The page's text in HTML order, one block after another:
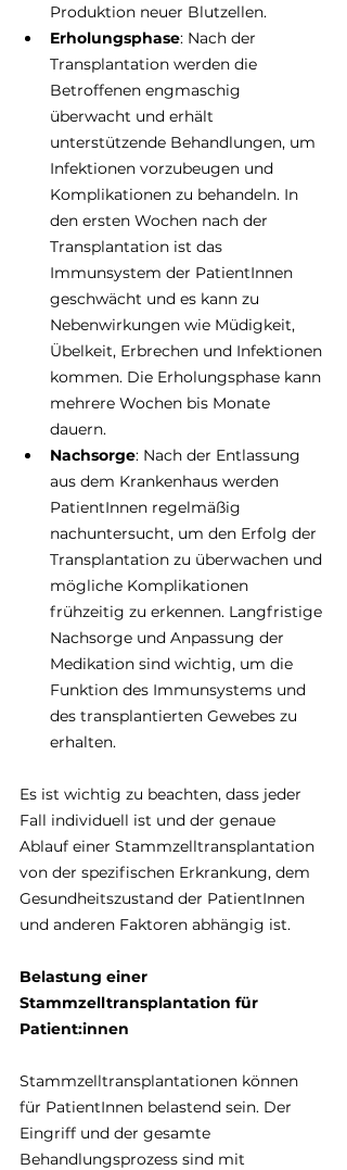
Produktion neuer Blutzellen.
Erholungsphase: Nach der
Transplantation werden die
Betroffenen engmaschig
überwacht und erhält
unterstützende Behandlungen, um
Infektionen vorzubeugen und
Komplikationen zu behandeln. In
den ersten Wochen nach der
Transplantation ist das
Immunsystem der PatientInnen
geschwächt und es kann zu
Nebenwirkungen wie Müdigkeit,
Übelkeit, Erbrechen und Infektionen
kommen. Die Erholungsphase kann
mehrere Wochen bis Monate
dauern.
Nachsorge: Nach der Entlassung
aus dem Krankenhaus werden
PatientInnen regelmäßig
nachuntersucht, um den Erfolg der
Transplantation zu überwachen und
mögliche Komplikationen
frühzeitig zu erkennen. Langfristige
Nachsorge und Anpassung der
Medikation sind wichtig, um die
Funktion des Immunsystems und
des transplantierten Gewebes zu
erhalten.
Es ist wichtig zu beachten, dass jeder
Fall individuell ist und der genaue
Ablauf einer Stammzelltransplantation
von der spezifischen Erkrankung, dem
Gesundheitszustand der PatientInnen
und anderen Faktoren abhängig ist.
Belastung einer
Stammzelltransplantation für
Patient:innen
Stammzelltransplantationen können
für PatientInnen belastend sein. Der
Eingriff und der gesamte
Behandlungsprozess sind mit